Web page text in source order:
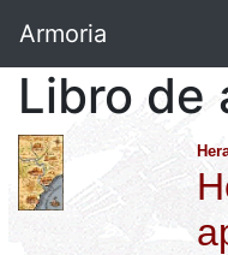
Armoria
Libro de